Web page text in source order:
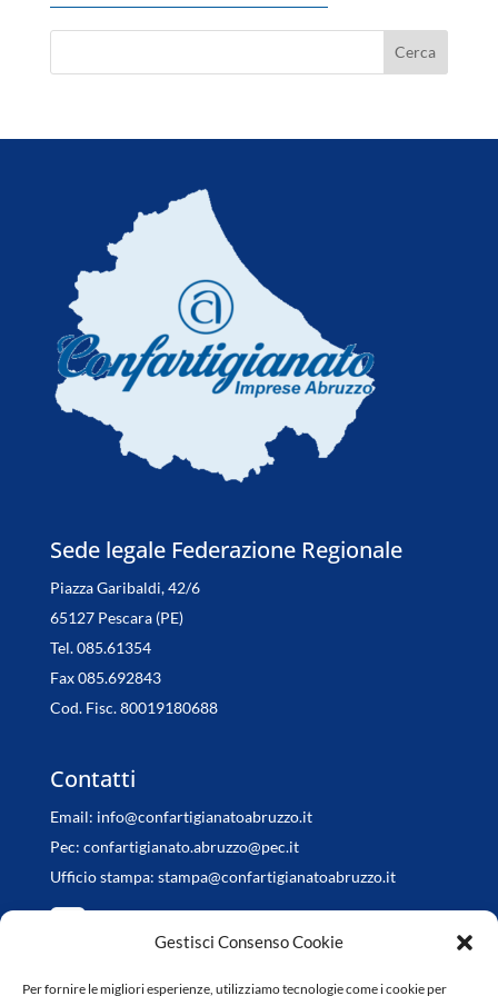
Gestisci Consenso Cookie
Per fornire le migliori esperienze, utilizziamo tecnologie come i cookie per
Nuburu, 'via libera del Governo
6 Agosto 2026
Sede legale Federazione Regionale
Piazza Garibaldi, 42/6
65127 Pescara (PE)
Tel. 085.61354
Fax 085.692843
Cod. Fisc. 80019180688
Contatti
Email: info@confartigianatoabruzzo.it
Pec: confartigianato.abruzzo@pec.it
Ufficio stampa: stampa@confartigianatoabruzzo.it